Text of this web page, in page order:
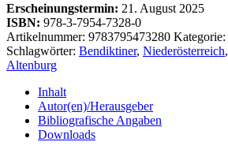
Erscheinungstermin: 21. August 2025
ISBN: 978-3-7954-7328-0
Artikelnummer: 9783795473280 Kategorie:
Schlagwörter: Bendiktiner, Niederösterreich,
Altenburg
Inhalt
Autor(en)/Herausgeber
Bibliografische Angaben
Downloads